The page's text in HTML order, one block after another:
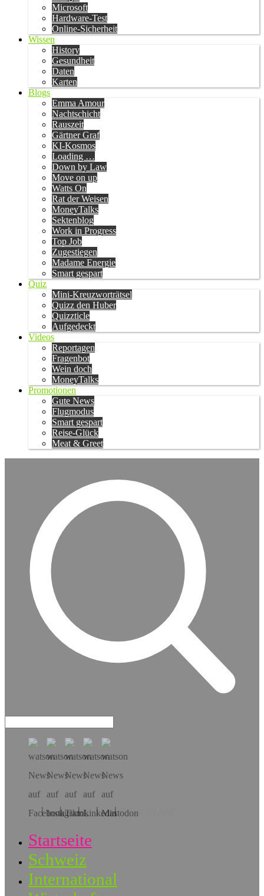
Microsoft
Hardware-Test
Online-Sicherheit
Wissen
History
Gesundheit
Daten
Karten
Blogs
Emma Amour
Nachtschicht
Rauszeit
Gärtner Graf
KI-Kosmos
Loading …
Down by Law
Move on up
Watts On
Rat der Weisen
MoneyTalks
Sektenblog
Work in Progress
Top Job
Zugestiegen
Madame Energie
Smart gespart
Quiz
Mini-Kreuzworträtsel
Quizz den Huber
Quizzticle
Aufgedeckt
Videos
Reportagen
Fragenbot
Wein doch
MoneyTalks
Promotionen
Gute News
Flugmodus
Smart gespart
Reise-Glück
Meat & Greet
Hol dir die App!
Startseite
Schweiz
International